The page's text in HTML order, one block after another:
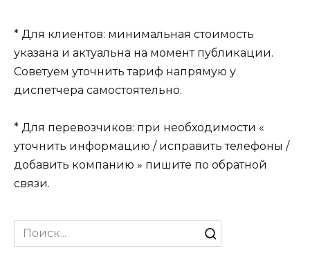
* Для клиентов: минимальная стоимость
указана и актуальна на момент публикации.
Советуем уточнить тариф напрямую у
диспетчера самостоятельно.
* Для перевозчиков: при необходимости «
уточнить информацию / исправить телефоны /
добавить компанию » пишите по обратной
связи.
Search
for: